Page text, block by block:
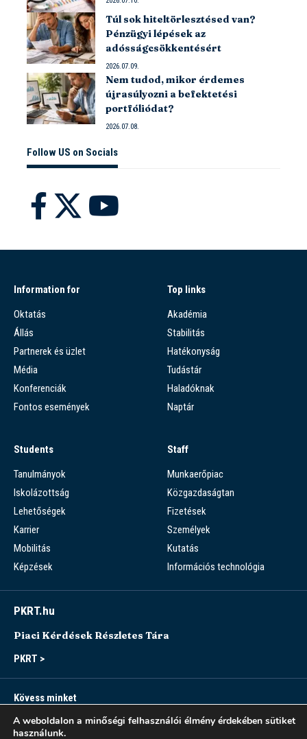
Túl sok hiteltörlesztésed van?
Pénzügyi lépések az
adósságcsökkentésért
2026.07.09.
Nem tudod, mikor érdemes
újrasúlyozni a befektetési
portfóliódat?
2026.07.08.
Follow US on Socials
Information for
Oktatás
Állás
Partnerek és üzlet
Média
Konferenciák
Fontos események
Top links
Akadémia
Stabilitás
Hatékonyság
Tudástár
Haladóknak
Naptár
Students
Tanulmányok
Iskolázottság
Lehetőségek
Karrier
Mobilitás
Képzések
Staff
Munkaerőpiac
Közgazdaságtan
Fizetések
Személyek
Kutatás
Információs technológia
PKRT.hu
Piaci Kérdések Részletes Tára
PKRT >
Kövess minket
A weboldalon a minőségi felhasználói élmény érdekében sütiket
használunk.